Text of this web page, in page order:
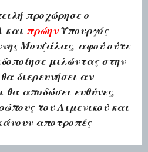
προχώρησε ο
και πρώηνΥπουργός
Μουζάλας, αφού ούτε
μιλώντας στην
διερευνήσει αν
θα αποδώσει ευθύνες,
του Λιμενικού και
αποτροπές